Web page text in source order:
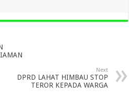
Next
DPRD LAHAT HIMBAU STOP
TEROR KEPADA WARGA